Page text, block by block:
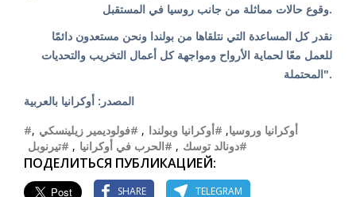
وقوع حالات مماثلة من جانب روسيا في المستقبل.
نقدر كل المساعدة التي نتلقاها من بولندا ونحن مستعدون دائمًا
للعمل معًا لحماية الأرواح ومواجهة كل أعمال التخريب والتحديات
المحتملة".
المصدر: أوكرانيا بالعربية
#أوكرانيا وروسيا, #أوكرانيا وبولندا , #فولوديمير زيلينسكي ,
#دونالد توسك , #الحرب في أوكرانيا , #تيرنوبل
ПОДЕЛИТЬСЯ ПУБЛИКАЦИЕЙ:
SHARE TELEGRAM